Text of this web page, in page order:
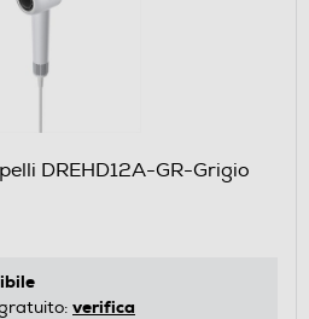
DREHD12A-GR-Grigio
verifica